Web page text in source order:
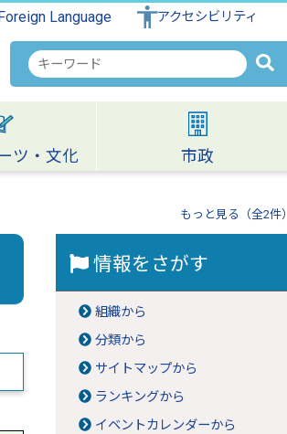
Language アクセシビリティ
検
索
キ
ワ
ー
ツ・文化 市政
もっと見る（全2件）
情報をさがす
組織から
分類から
サイトマップから
ランキングから
イベントカレンダーから